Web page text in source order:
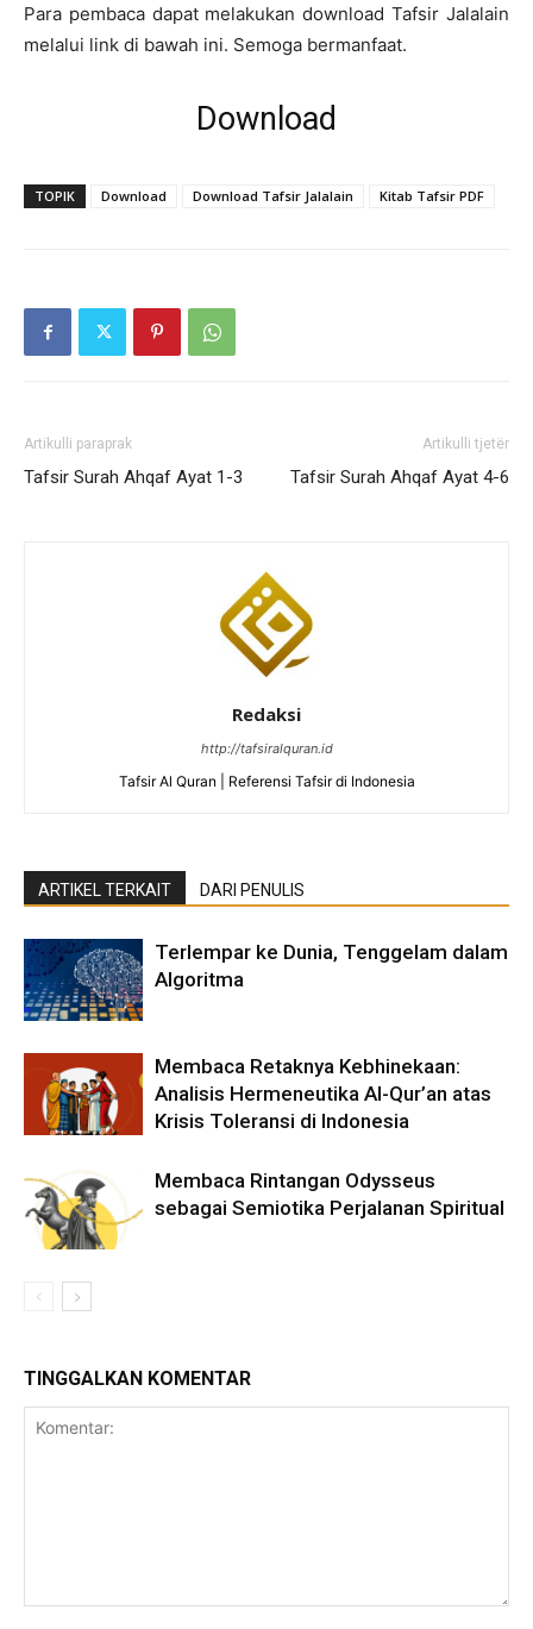
Para pembaca dapat melakukan download Tafsir Jalalain
melalui link di bawah ini. Semoga bermanfaat.
Download
TOPIK Download Download Tafsir Jalalain Kitab Tafsir PDF
Artikulli paraprak
Tafsir Surah Ahqaf Ayat 1-3
Artikulli tjetër
Tafsir Surah Ahqaf Ayat 4-6
Redaksi
http://tafsiralquran.id
Tafsir Al Quran | Referensi Tafsir di Indonesia
ARTIKEL TERKAIT DARI PENULIS
Terlempar ke Dunia, Tenggelam dalam
Algoritma
Membaca Retaknya Kebhinekaan:
Analisis Hermeneutika Al-Qur’an atas
Krisis Toleransi di Indonesia
Membaca Rintangan Odysseus
sebagai Semiotika Perjalanan Spiritual
TINGGALKAN KOMENTAR